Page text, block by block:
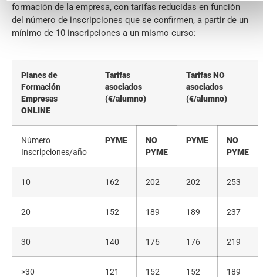
formación de la empresa, con tarifas reducidas en función
del número de inscripciones que se confirmen, a partir de un
mínimo de 10 inscripciones a un mismo curso:
Planes de
Formación
Empresas
ONLINE
Tarifas
asociados
(€/alumno)
Tarifas NO
asociados
(€/alumno)
Número
Inscripciones/año
PYME
NO
PYME
PYME
NO
PYME
10 162 202 202 253
20 152 189 189 237
30 140 176 176 219
>30 121 152 152 189